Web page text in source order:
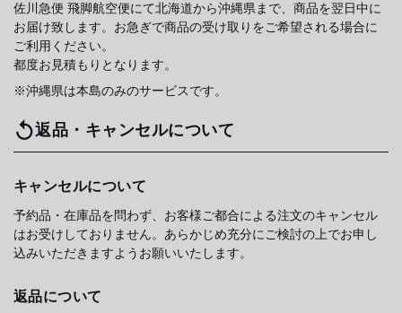
佐川急便 飛脚航空便にて北海道から沖縄県まで、商品を翌日中に
お届け致します。お急ぎで商品の受け取りをご希望される場合に
ご利用ください。
都度お見積もりとなります。
※沖縄県は本島のみのサービスです。
返品・キャンセルについて
キャンセルについて
予約品・在庫品を問わず、お客様ご都合による注文のキャンセル
はお受けしておりません。あらかじめ充分にご検討の上でお申し
込みいただきますようお願いいたします。
返品について